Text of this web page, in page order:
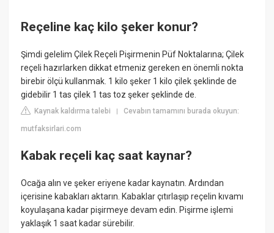
Reçeline kaç kilo şeker konur?
Şimdi gelelim Çilek Reçeli Pişirmenin Püf Noktalarına; Çilek
reçeli hazırlarken dikkat etmeniz gereken en önemli nokta
birebir ölçü kullanmak. 1 kilo şeker 1 kilo çilek şeklinde de
gidebilir 1 tas çilek 1 tas toz şeker şeklinde de.
Kaynak kaldırma talebi |Cevabın tamamını burada okuyun:
mutfaksirlari.com
Kabak reçeli kaç saat kaynar?
Ocağa alın ve şeker eriyene kadar kaynatın. Ardından
içerisine kabakları aktarın. Kabaklar çıtırlaşıp reçelin kıvamı
koyulaşana kadar pişirmeye devam edin. Pişirme işlemi
yaklaşık 1 saat kadar sürebilir.